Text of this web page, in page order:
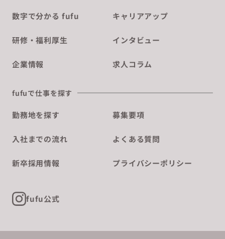
数字で分かる fufu キャリアアップ
研修・福利厚生 インタビュー
企業情報 求人コラム
fufuで仕事を探す
勤務地を探す 募集要項
入社までの流れ よくある質問
新卒採用情報 プライバシーポリシー
fufu公式